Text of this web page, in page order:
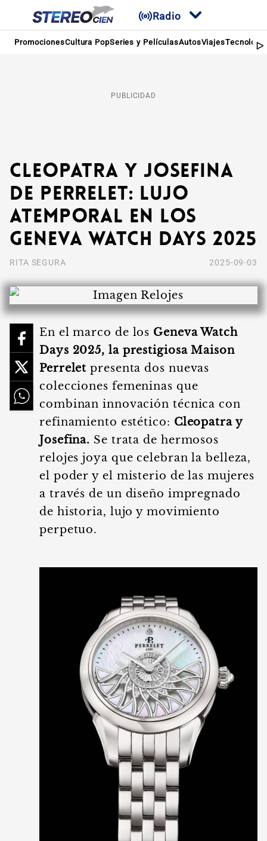
Radio
PromocionesCultura PopSeries y PelículasAutosViajesTecnología
PUBLICIDAD
Cleopatra y Josefina
de Perrelet: lujo
atemporal en los
Geneva Watch Days 2025
RITA SEGURA 2025-09-03
En el marco de los Geneva Watch
Days 2025, la prestigiosa Maison
Perrelet presenta dos nuevas
colecciones femeninas que
combinan innovación técnica con
refinamiento estético: Cleopatra y
Josefina. Se trata de hermosos
relojes joya que celebran la belleza,
el poder y el misterio de las mujeres
a través de un diseño impregnado
de historia, lujo y movimiento
perpetuo.